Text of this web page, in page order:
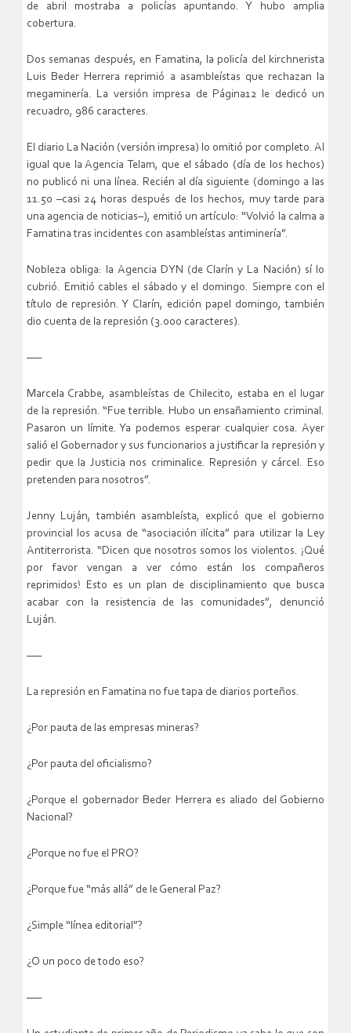
de abril mostraba a policías apuntando. Y hubo amplia
cobertura.
Dos semanas después, en Famatina, la policía del kirchnerista
Luis Beder Herrera reprimió a asambleístas que rechazan la
megaminería. La versión impresa de Página12 le dedicó un
recuadro, 986 caracteres.
El diario La Nación (versión impresa) lo omitió por completo. Al
igual que la Agencia Telam, que el sábado (día de los hechos)
no publicó ni una línea. Recién al día siguiente (domingo a las
11.50 –casi 24 horas después de los hechos, muy tarde para
una agencia de noticias–), emitió un artículo: “Volvió la calma a
Famatina tras incidentes con asambleístas antiminería”.
Nobleza obliga: la Agencia DYN (de Clarín y La Nación) sí lo
cubrió. Emitió cables el sábado y el domingo. Siempre con el
título de represión. Y Clarín, edición papel domingo, también
dio cuenta de la represión (3.000 caracteres).
—–
Marcela Crabbe, asambleístas de Chilecito, estaba en el lugar
de la represión. “Fue terrible. Hubo un ensañamiento criminal.
Pasaron un límite. Ya podemos esperar cualquier cosa. Ayer
salió el Gobernador y sus funcionarios a justificar la represión y
pedir que la Justicia nos criminalice. Represión y cárcel. Eso
pretenden para nosotros”.
Jenny Luján, también asambleísta, explicó que el gobierno
provincial los acusa de “asociación ilícita” para utilizar la Ley
Antiterrorista. “Dicen que nosotros somos los violentos. ¡Qué
por favor vengan a ver cómo están los compañeros
reprimidos! Esto es un plan de disciplinamiento que busca
acabar con la resistencia de las comunidades”, denunció
Luján.
—–
La represión en Famatina no fue tapa de diarios porteños.
¿Por pauta de las empresas mineras?
¿Por pauta del oficialismo?
¿Porque el gobernador Beder Herrera es aliado del Gobierno
Nacional?
¿Porque no fue el PRO?
¿Porque fue “más allá” de le General Paz?
¿Simple “línea editorial”?
¿O un poco de todo eso?
—–